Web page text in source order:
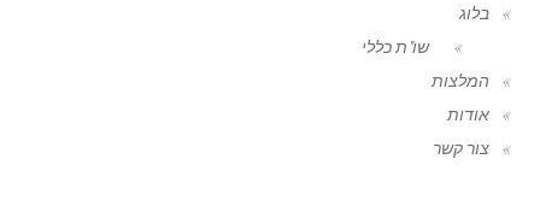
בלוג
שו"ת כללי
המלצות
אודות
צור קשר